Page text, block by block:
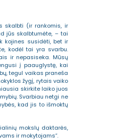
skalbti (ir rankomis, ir
jūs skalbtumėte, – tai
kojines susidėti, bet ir
kodėl tai yra svarbu.
ir nepasiseka. Mūsų
į paauglystę, kai
tegul vaikas praneša
žygį, rytais vaiko
skirkite laiko juos
Svarbiau netgi ne
kad jis to išmoktų
mokslų daktarės,
ir mokytojams“.